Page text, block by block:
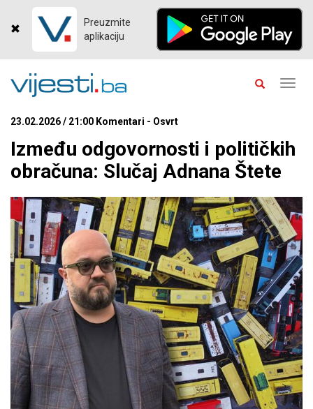
Preuzmite
aplikaciju
23.02.2026 / 21:00 Komentari - Osvrt
Između odgovornosti i političkih
obračuna: Slučaj Adnana Štete